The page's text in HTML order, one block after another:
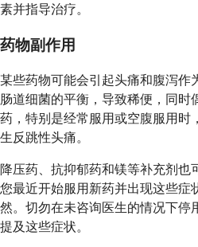
素并指导治疗。
药物副作用
某些药物可能会引起头痛和腹泻作
肠道细菌的平衡，导致稀便，同时
药，特别是经常服用或空腹服用时
生反跳性头痛。
降压药、抗抑郁药和镁等补充剂也
您最近开始服用新药并出现这些症
然。切勿在未咨询医生的情况下停
提及这些症状。